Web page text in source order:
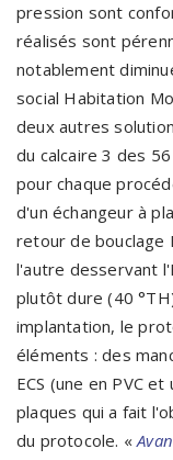
pression sont
réalisés sont
notablement
social Habitation
deux autres
du calcaire 3 des
pour chaque
d'un échangeur à
retour de bouclage
l'autre desservant
plutôt dure (40
implantation, le
éléments : des
ECS (une en PVC
plaques qui a fait
du protocole. «